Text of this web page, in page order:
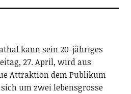
kann sein 20-jähriges
27. April, wird aus
Attraktion dem Publikum
um zwei lebensgrosse